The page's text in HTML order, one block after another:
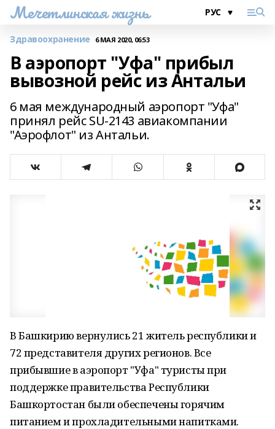
Мечетлинская жизнь
Здравоохранение 6 МАЯ 2020, 06:53
В аэропорт "Уфа" прибыл
вывозной рейс из Антальи
6 мая международный аэропорт "Уфа"
принял рейс SU-2143 авиакомпании
"Аэрофлот" из Антальи.
В Башкирию вернулись 21 житель республики и
72 представителя других регионов. Все
прибывшие в аэропорт "Уфа" туристы при
поддержке правительства Республики
Башкортостан были обеспечены горячим
питанием и прохладительными напитками.